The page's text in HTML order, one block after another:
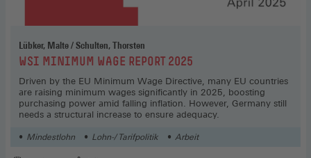
Lübker, Malte / Schulten, Thorsten
:WSI MINIMUM WAGE REPORT 2025
Driven by the EU Minimum Wage Directive, many EU countries
are raising minimum wages significantly in 2025, boosting
purchasing power amid falling inflation. However, Germany still
needs a structural increase to ensure adequacy.
Mindestlohn Lohn-/ Tarifpolitik Arbeit